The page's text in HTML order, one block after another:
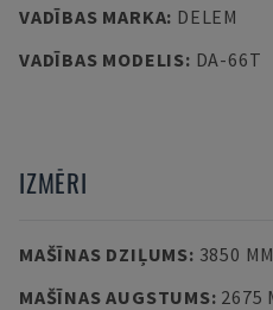
VADĪBAS MARKA: DELEM
VADĪBAS MODELIS: DA-66T
IZMĒRI
MAŠĪNAS DZIĻUMS: 3850 MM
MAŠĪNAS AUGSTUMS: 2675